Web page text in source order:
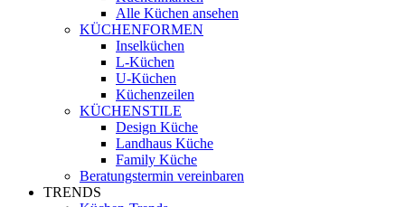
Alle Küchen ansehen
KÜCHENFORMEN
Inselküchen
L-Küchen
U-Küchen
Küchenzeilen
KÜCHENSTILE
Design Küche
Landhaus Küche
Family Küche
Beratungstermin vereinbaren
TRENDS